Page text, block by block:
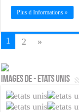
Plus d Informations »
1 2 »
Images de - Etats unis